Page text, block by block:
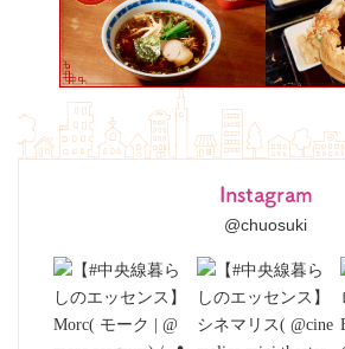
Instagram
@chuosuki